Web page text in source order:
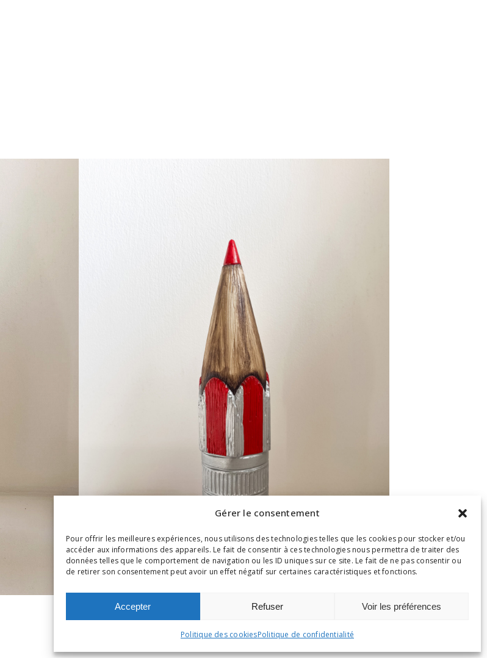
Gérer le consentement
Pour offrir les meilleures expériences, nous utilisons des technologies telles que les cookies pour stocker et/ou
accéder aux informations des appareils. Le fait de consentir à ces technologies nous permettra de traiter des
données telles que le comportement de navigation ou les ID uniques sur ce site. Le fait de ne pas consentir ou
de retirer son consentement peut avoir un effet négatif sur certaines caractéristiques et fonctions.
Accepter Refuser Voir les préférences
Politique des cookiesPolitique de confidentialité